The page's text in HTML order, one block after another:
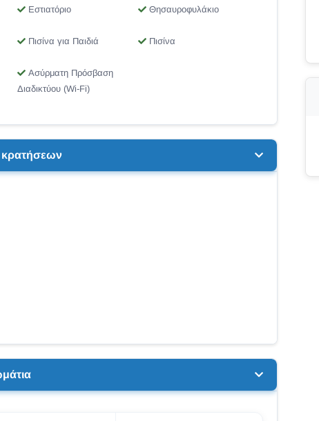
Εστιατόριο Θησαυροφυλάκιο
Πισίνα για Παιδιά Πισίνα
Ασύρματη Πρόσβαση
Διαδικτύου (Wi-Fi)
κρατήσεων